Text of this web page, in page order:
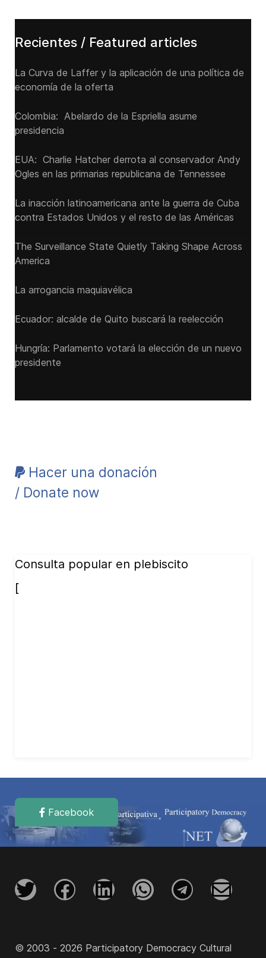
Recientes / Featured articles
La Curva de Laffer y la aplicación de una política de
economía de la oferta
Colombia: Abelardo de la Espriella asume
presidencia
EUA: Charlie Hatcher derrota al conservador Andy
Ogles en las primarias republicana de Tennessee
La inacción latinoamericana ante la guerra de Cuba
contra Estados Unidos y el resto de las Américas
The Surveillance State Quietly Taking Shape Across
America
La arrogancia maquiavélica
Ecuador: alcalde de Quito buscará la reelección
Hungría: Parlamento votará la elección de un nuevo
presidente
Hacer una donación
/ Donate now
Consulta popular en plebiscito
[
Facebook
© 2003 - 2026 Participatory Democracy Cultural